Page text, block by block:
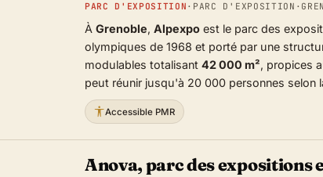
PARC D'EXPOSITION · PARC D'EXPOSITION ·
À Grenoble, Alpexpo est le parc des
olympiques de 1968 et porté par une
modulables totalisant 42 000 m², propices
peut réunir jusqu'à 20 000 personnes selon
Accessible PMR
Anova, parc des expositions